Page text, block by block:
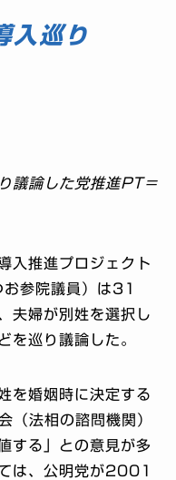
入巡り
議論した党推進PT＝
入推進プロジェクト
参院議員）は31
夫婦が別姓を選択し
を巡り議論した。
を婚姻時に決定する
法相の諮問機関）
する」との意見が多
は、公明党が2001